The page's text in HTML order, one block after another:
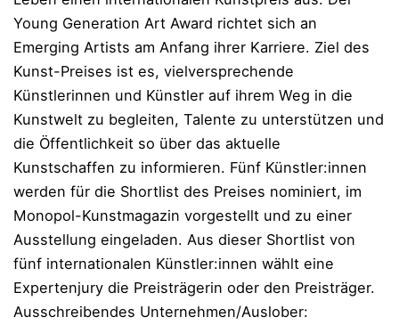
Young Generation Art Award richtet sich an
Emerging Artists am Anfang ihrer Karriere. Ziel des
Kunst-Preises ist es, vielversprechende
Künstlerinnen und Künstler auf ihrem Weg in die
Kunstwelt zu begleiten, Talente zu unterstützen und
die Öffentlichkeit so über das aktuelle
Kunstschaffen zu informieren. Fünf Künstler:innen
werden für die Shortlist des Preises nominiert, im
Monopol-Kunstmagazin vorgestellt und zu einer
Ausstellung eingeladen. Aus dieser Shortlist von
fünf internationalen Künstler:innen wählt eine
Expertenjury die Preisträgerin oder den Preisträger.
Ausschreibendes Unternehmen/Auslober: